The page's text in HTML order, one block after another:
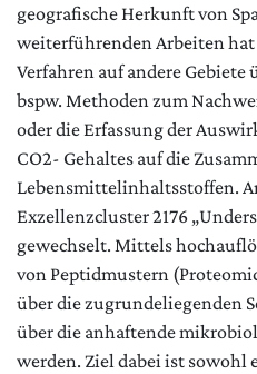
geografische Herkunft von
weiterführenden Arbeiten
Verfahren auf andere
bspw. Methoden zum
oder die Erfassung der
CO2- Gehaltes auf die
Lebensmittelinhaltsstoffen.
Exzellenzcluster 2176
gewechselt. Mittels
von Peptidmustern
über die zugrundeliegenden
über die anhaftende
werden. Ziel dabei ist sowohl